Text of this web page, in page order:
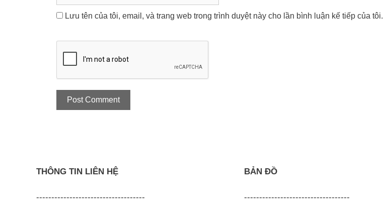
Lưu tên của tôi, email, và trang web trong trình duyệt này cho lần bình luận kế tiếp của tôi.
THÔNG TIN LIÊN HỆ
------------------------------------
BẢN ĐỒ
-----------------------------------